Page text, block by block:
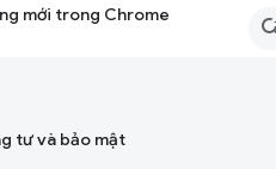
mới trong Chrome
tư và bảo mật